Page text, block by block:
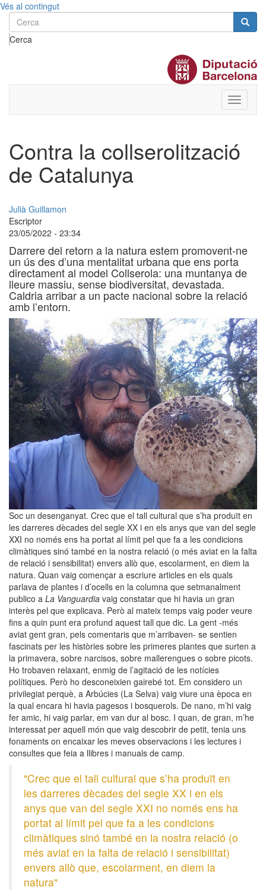
Vés al contingut
Cerca
Toggle
menu
Contra la collserolització
de Catalunya
Julià Guillamon
Escriptor
23/05/2022 - 23:34
Darrere del retorn a la natura estem promovent-ne
un ús des d’una mentalitat urbana que ens porta
directament al model Collserola: una muntanya de
lleure massiu, sense biodiversitat, devastada.
Caldria arribar a un pacte nacional sobre la relació
amb l’entorn.
Soc un desenganyat. Crec que el tall cultural que s’ha produït en
les darreres dècades del segle XX i en els anys que van del segle
XXI no només ens ha portat al límit pel que fa a les condicions
climàtiques sinó també en la nostra relació (o més aviat en la falta
de relació i sensibilitat) envers allò que, escolarment, en diem la
natura. Quan vaig començar a escriure articles en els quals
parlava de plantes i d’ocells en la columna que setmanalment
publico a La Vanguardia vaig constatar que hi havia un gran
interès pel que explicava. Però al mateix temps vaig poder veure
fins a quin punt era profund aquest tall que dic. La gent -més
aviat gent gran, pels comentaris que m’arribaven- se sentien
fascinats per les històries sobre les primeres plantes que surten a
la primavera, sobre narcisos, sobre mallerengues o sobre picots.
Ho trobaven relaxant, enmig de l’agitació de les notícies
polítiques. Però ho desconeixien gairebé tot. Em considero un
privilegiat perquè, a Arbúcies (La Selva) vaig viure una època en
la qual encara hi havia pagesos i bosquerols. De nano, m’hi vaig
fer amic, hi vaig parlar, em van dur al bosc. I quan, de gran, m’he
interessat per aquell món que vaig descobrir de petit, tenia uns
fonaments on encaixar les meves observacions i les lectures i
consultes que feia a llibres i manuals de camp.
"Crec que el tall cultural que s’ha produït en
les darreres dècades del segle XX i en els
anys que van del segle XXI no només ens ha
portat al límit pel que fa a les condicions
climàtiques sinó també en la nostra relació (o
més aviat en la falta de relació i sensibilitat)
envers allò que, escolarment, en diem la
natura"